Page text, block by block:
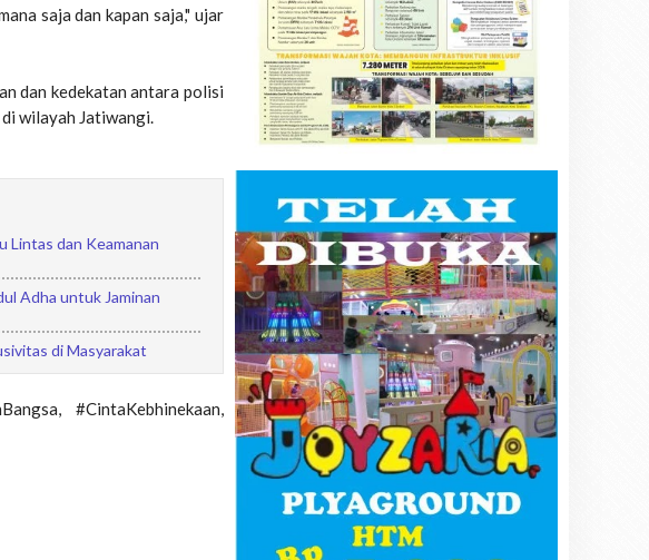
saja dan kapan saja," ujar
dan kedekatan antara polisi
wilayah Jatiwangi.
Lintas dan Keamanan
Adha untuk Jaminan
di Masyarakat
#CintaKebhinekaan,